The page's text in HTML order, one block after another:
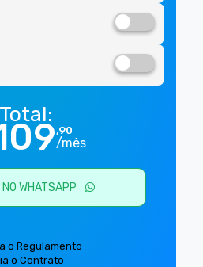
Total:
,90
/mês
WHATSAPP
o Regulamento
o Contrato